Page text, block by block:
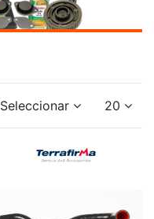
Seleccionar 20